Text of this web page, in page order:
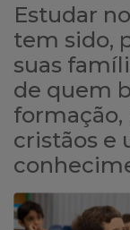
Estudar
tem sido,
suas
de quem
formação,
cristãos e